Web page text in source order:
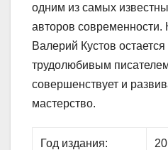
одним из самых
авторов современности.
Валерий Кустов
трудолюбивым
совершенствует и
мастерство.
Год издания: